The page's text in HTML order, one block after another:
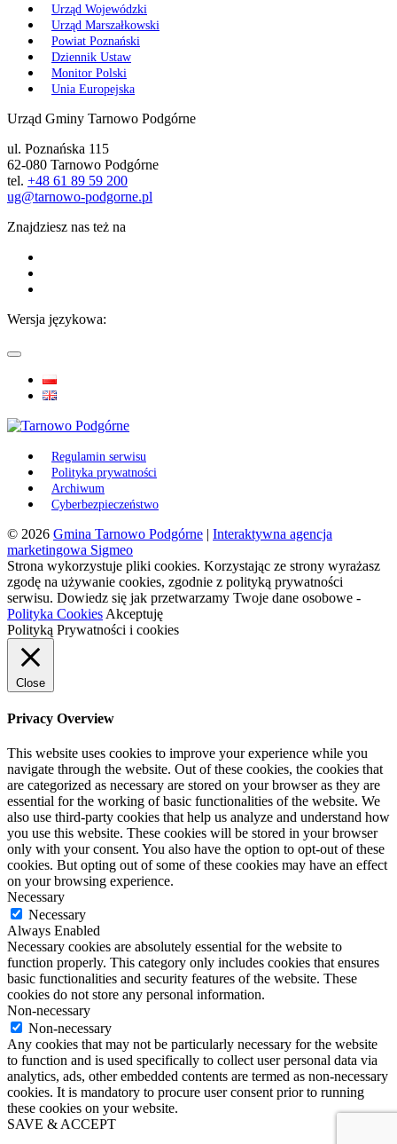
Urząd Wojewódzki
Urząd Marszałkowski
Powiat Poznański
Dziennik Ustaw
Monitor Polski
Unia Europejska
Urząd Gminy Tarnowo Podgórne
ul. Poznańska 115
62-080 Tarnowo Podgórne
tel. +48 61 89 59 200
ug@tarnowo-podgorne.pl
Znajdziesz nas też na
Wersja językowa:
Regulamin serwisu
Polityka prywatności
Archiwum
Cyberbezpieczeństwo
© 2026 Gmina Tarnowo Podgórne | Interaktywna agencja
marketingowa Sigmeo
Strona wykorzystuje pliki cookies. Korzystając ze strony wyrażasz
zgodę na używanie cookies, zgodnie z polityką prywatności
serwisu. Dowiedz się jak przetwarzamy Twoje dane osobowe -
Polityka Cookies Akceptuję
Polityką Prywatności i cookies
Close
Privacy Overview
This website uses cookies to improve your experience while you
navigate through the website. Out of these cookies, the cookies that
are categorized as necessary are stored on your browser as they are
essential for the working of basic functionalities of the website. We
also use third-party cookies that help us analyze and understand how
you use this website. These cookies will be stored in your browser
only with your consent. You also have the option to opt-out of these
cookies. But opting out of some of these cookies may have an effect
on your browsing experience.
Necessary
Necessary
Always Enabled
Necessary cookies are absolutely essential for the website to
function properly. This category only includes cookies that ensures
basic functionalities and security features of the website. These
cookies do not store any personal information.
Non-necessary
Non-necessary
Any cookies that may not be particularly necessary for the website
to function and is used specifically to collect user personal data via
analytics, ads, other embedded contents are termed as non-necessary
cookies. It is mandatory to procure user consent prior to running
these cookies on your website.
SAVE & ACCEPT